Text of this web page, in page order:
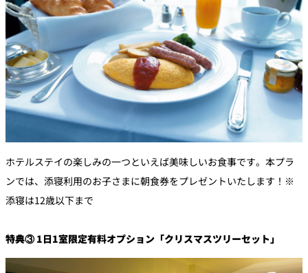
ホテルステイの楽しみの一つといえば美味しいお食事です。本プラ
ンでは、添寝利用のお子さまに朝食券をプレゼントいたします！※
添寝は12歳以下まで
特典③ 1日1室限定有料オプション「クリスマスツリーセット」